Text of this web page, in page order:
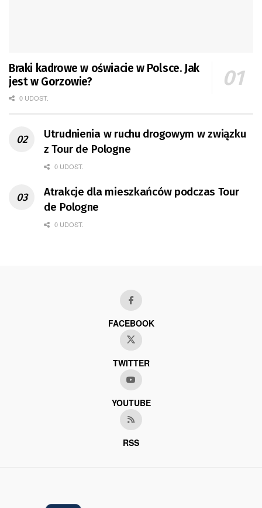
Braki kadrowe w oświacie w Polsce. Jak
jest w Gorzowie?
0 UDOST.
Utrudnienia w ruchu drogowym w związku
z Tour de Pologne
0 UDOST.
Atrakcje dla mieszkańców podczas Tour
de Pologne
0 UDOST.
FACEBOOK
TWITTER
YOUTUBE
RSS